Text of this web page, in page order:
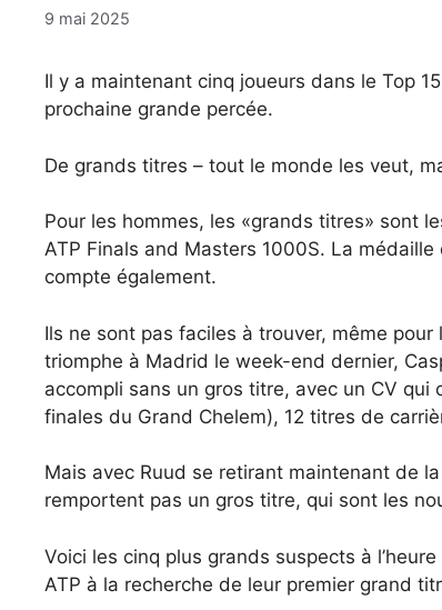
9 mai 2025
Il y a maintenant cinq joueurs dans le Top
prochaine grande percée.
De grands titres – tout le monde les veut,
Pour les hommes, les «grands titres» sont
ATP Finals and Masters 1000S. La médaille
compte également.
Ils ne sont pas faciles à trouver, même
triomphe à Madrid le week-end dernier,
accompli sans un gros titre, avec un CV
finales du Grand Chelem), 12 titres de
Mais avec Ruud se retirant maintenant de
remportent pas un gros titre, qui sont les
Voici les cinq plus grands suspects à
ATP à la recherche de leur premier grand